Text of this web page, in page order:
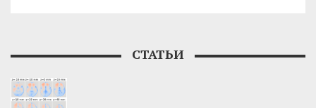
СТАТЬИ